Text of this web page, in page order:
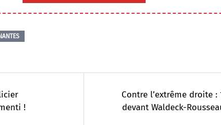
!
Contre l’extrême droite :
devant Waldeck-